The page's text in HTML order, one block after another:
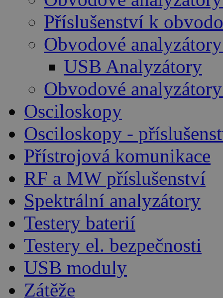
Příslušenství k
Obvodové
USB Analyzátory
Obvodové
Osciloskopy
Osciloskopy -
Přístrojová komunikace
RF a MW příslušenství
Spektrální analyzátory
Testery baterií
Testery el. bezpečnosti
USB moduly
Zátěže